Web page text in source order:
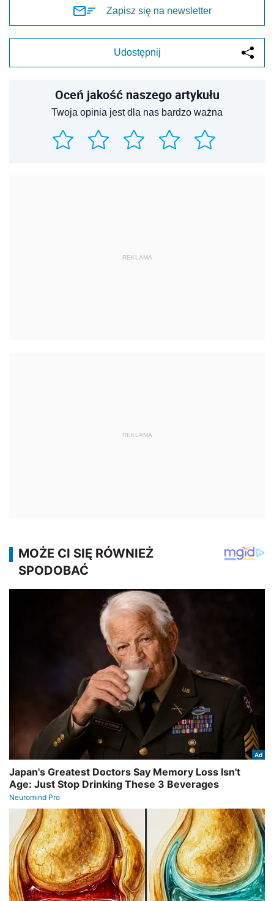
Zapisz się na newsletter
Udostępnij
Oceń jakość naszego artykułu
Twoja opinia jest dla nas bardzo ważna
REKLAMA
REKLAMA